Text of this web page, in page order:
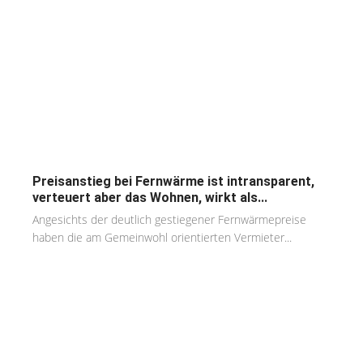
Preisanstieg bei Fernwärme ist intransparent,
verteuert aber das Wohnen, wirkt als...
Angesichts der deutlich gestiegener Fernwärmepreise
haben die am Gemeinwohl orientierten Vermieter...